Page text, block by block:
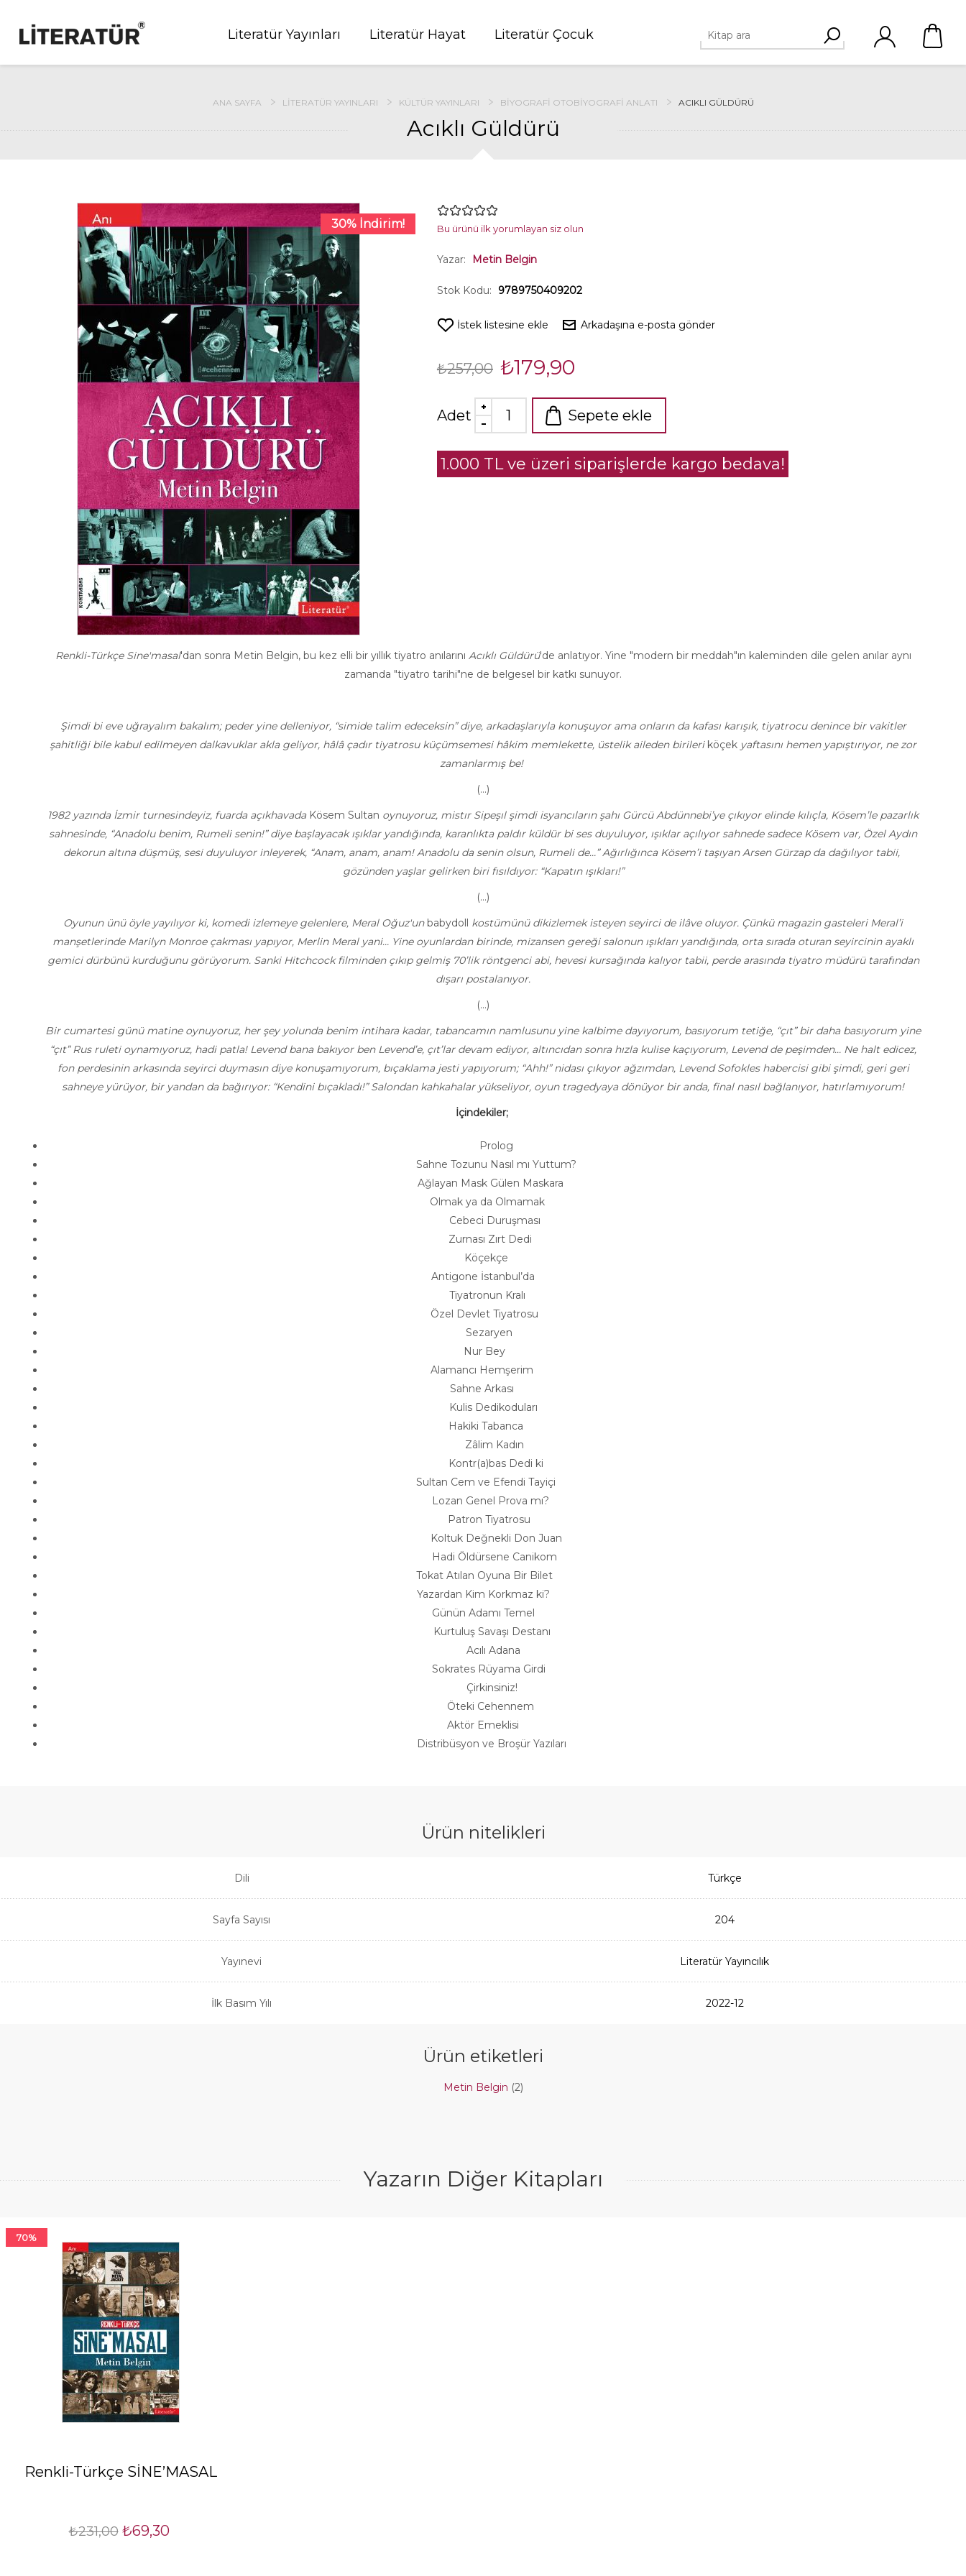
Literatür Yayınları Literatür Hayat Literatür Çocuk
ANA SAYFA LITERATÜR YAYINLARI KÜLTÜR YAYINLARI BIYOGRAFI OTOBIYOGRAFI ANLATI ACIKLI GÜLDÜRÜ
Acıklı Güldürü
30% İndirim! Bu ürünü ilk yorumlayan siz olun
Yazar: Metin Belgin
Stok Kodu: 9789750409202
İstek listesine ekle Arkadaşına e-posta gönder
₺257,00 ₺179,90
Adet Sepete ekle
1.000 TL ve üzeri siparişlerde kargo bedava!
Renkli-Türkçe Sine'masal'dan sonra Metin Belgin, bu kez elli bir yıllık tiyatro anılarını Acıklı Güldürü'de anlatıyor. Yine "modern bir meddah"ın kaleminden dile gelen anılar aynı
zamanda "tiyatro tarihi"ne de belgesel bir katkı sunuyor.
Şimdi bi eve uğrayalım bakalım; peder yine delleniyor, “simide talim edeceksin” diye, arkadaşlarıyla konuşuyor ama onların da kafası karışık, tiyatrocu denince bir vakitler
şahitliği bile kabul edilmeyen dalkavuklar akla geliyor, hâlâ çadır tiyatrosu küçümsemesi hâkim memlekette, üstelik aileden birileri köçek yaftasını hemen yapıştırıyor, ne zor
zamanlarmış be!
(…)
1982 yazında İzmir turnesindeyiz, fuarda açıkhavada Kösem Sultan oynuyoruz, mistır Sipeşıl şimdi isyancıların şahı Gürcü Abdünnebi’ye çıkıyor elinde kılıçla, Kösem’le pazarlık
sahnesinde, “Anadolu benim, Rumeli senin!” diye başlayacak ışıklar yandığında, karanlıkta paldır küldür bi ses duyuluyor, ışıklar açılıyor sahnede sadece Kösem var, Özel Aydın
dekorun altına düşmüş, sesi duyuluyor inleyerek, “Anam, anam, anam! Anadolu da senin olsun, Rumeli de…” Ağırlığınca Kösem’i taşıyan Arsen Gürzap da dağılıyor tabii,
gözünden yaşlar gelirken biri fısıldıyor: “Kapatın ışıkları!”
(…)
Oyunun ünü öyle yayılıyor ki, komedi izlemeye gelenlere, Meral Oğuz'unbabydoll kostümünü dikizlemek isteyen seyirci de ilâve oluyor. Çünkü magazin gasteleri Meral’i
manşetlerinde Marilyn Monroe çakması yapıyor, Merlin Meral yani… Yine oyunlardan birinde, mizansen gereği salonun ışıkları yandığında, orta sırada oturan seyircinin ayaklı
gemici dürbünü kurduğunu görüyorum. Sanki Hitchcock filminden çıkıp gelmiş 70’lik röntgenci abi, hevesi kursağında kalıyor tabii, perde arasında tiyatro müdürü tarafından
dışarı postalanıyor.
(…)
Bir cumartesi günü matine oynuyoruz, her şey yolunda benim intihara kadar, tabancamın namlusunu yine kalbime dayıyorum, basıyorum tetiğe, “çıt” bir daha basıyorum yine
“çıt” Rus ruleti oynamıyoruz, hadi patla! Levend bana bakıyor ben Levend’e, çıt’lar devam ediyor, altıncıdan sonra hızla kulise kaçıyorum, Levend de peşimden… Ne halt edicez,
fon perdesinin arkasında seyirci duymasın diye konuşamıyorum, bıçaklama jesti yapıyorum; “Ahh!” nidası çıkıyor ağzımdan, Levend Sofokles habercisi gibi şimdi, geri geri
sahneye yürüyor, bir yandan da bağırıyor: “Kendini bıçakladı!” Salondan kahkahalar yükseliyor, oyun tragedyaya dönüyor bir anda, final nasıl bağlanıyor, hatırlamıyorum!
İçindekiler;
Prolog
Sahne Tozunu Nasıl mı Yuttum?
Ağlayan Mask Gülen Maskara
Olmak ya da Olmamak
Cebeci Duruşması
Zurnası Zırt Dedi
Köçekçe
Antigone İstanbul’da
Tiyatronun Kralı
Özel Devlet Tiyatrosu
Sezaryen
Nur Bey
Alamancı Hemşerim
Sahne Arkası
Kulis Dedikoduları
Hakiki Tabanca
Zâlim Kadın
Kontr(a)bas Dedi ki
Sultan Cem ve Efendi Tayiçi
Lozan Genel Prova mı?
Patron Tiyatrosu
Koltuk Değnekli Don Juan
Hadi Öldürsene Canikom
Tokat Atılan Oyuna Bir Bilet
Yazardan Kim Korkmaz ki?
Günün Adamı Temel
Kurtuluş Savaşı Destanı
Acılı Adana
Sokrates Rüyama Girdi
Çirkinsiniz!
Öteki Cehennem
Aktör Emeklisi
Distribüsyon ve Broşür Yazıları
Ürün nitelikleri
Dili Türkçe
Sayfa Sayısı 204
Yayınevi Literatür Yayıncılık
İlk Basım Yılı 2022-12
Ürün etiketleri
Metin Belgin (2)
Yazarın Diğer Kitapları
70%
Renkli-Türkçe SİNE’MASAL
₺231,00 ₺69,30